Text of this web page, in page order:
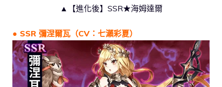
▲【進化後】SSR★海姆達爾
● SSR 彌涅爾瓦（CV：七瀨彩夏）